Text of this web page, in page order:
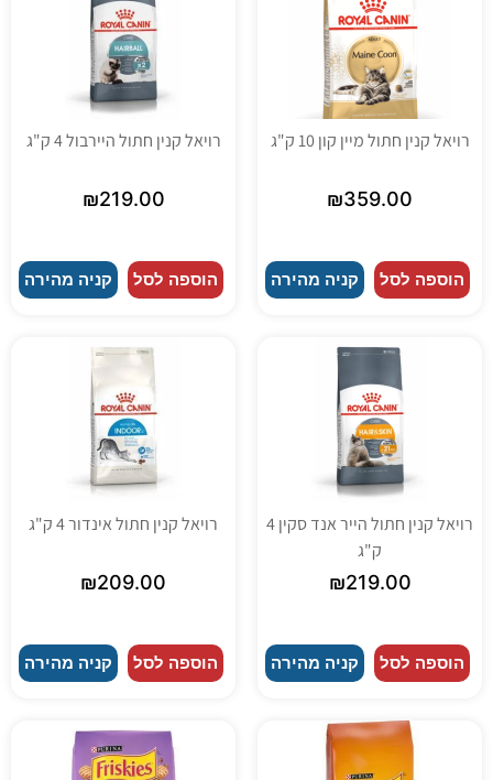
רויאל קנין חתול מיין קון 10 ק"ג
₪359.00
הוספה לסל קניה מהירה
רויאל קנין חתול היירבול 4 ק"ג
₪219.00
הוספה לסל קניה מהירה
רויאל קנין חתול הייר אנד סקין 4
ק"ג
₪219.00
הוספה לסל קניה מהירה
רויאל קנין חתול אינדור 4 ק"ג
₪209.00
הוספה לסל קניה מהירה